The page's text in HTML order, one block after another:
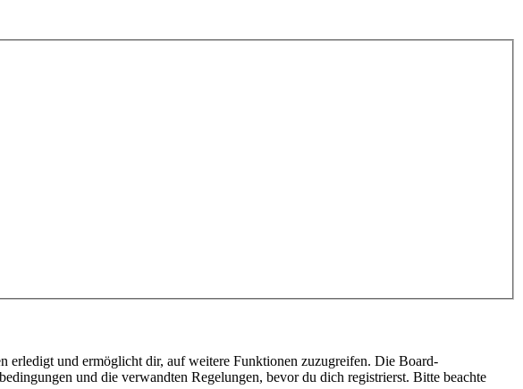
erledigt und ermöglicht dir, auf weitere Funktionen zuzugreifen. Die Board-
und die verwandten Regelungen, bevor du dich registrierst. Bitte beachte